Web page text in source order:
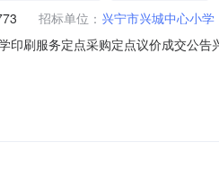
招标单位： 兴宁市兴城中心小学
印刷服务定点采购定点议价成交公
三）成交标的明细服务描述数量单